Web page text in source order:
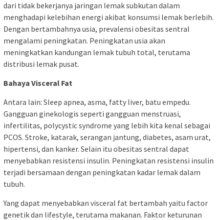
dari tidak bekerjanya jaringan lemak subkutan dalam
menghadapi kelebihan energi akibat konsumsi lemak berlebih.
Dengan bertambahnya usia, prevalensi obesitas sentral
mengalami peningkatan. Peningkatan usia akan
meningkatkan kandungan lemak tubuh total, terutama
distribusi lemak pusat.
Bahaya Visceral Fat
Antara lain: Sleep apnea, asma, fatty liver, batu empedu.
Gangguan ginekologis seperti gangguan menstruasi,
infertilitas, polycystic syndrome yang lebih kita kenal sebagai
PCOS. Stroke, katarak, serangan jantung, diabetes, asam urat,
hipertensi, dan kanker. Selain itu obesitas sentral dapat
menyebabkan resistensi insulin. Peningkatan resistensi insulin
terjadi bersamaan dengan peningkatan kadar lemak dalam
tubuh.
Yang dapat menyebabkan visceral fat bertambah yaitu factor
genetik dan lifestyle, terutama makanan. Faktor keturunan